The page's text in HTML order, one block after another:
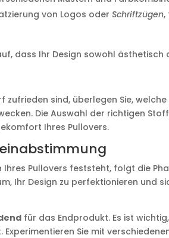
von Logos oderSchriftzügen,
dass Ihr Design sowohl
zufrieden sind, überlegen Sie,
Die Auswahl der richtigen
Ihres Pullovers.
Ihres Pullovers feststeht, folgt die
Ihr Design zu perfektionieren und
für das Endprodukt. Es ist
Sie mit